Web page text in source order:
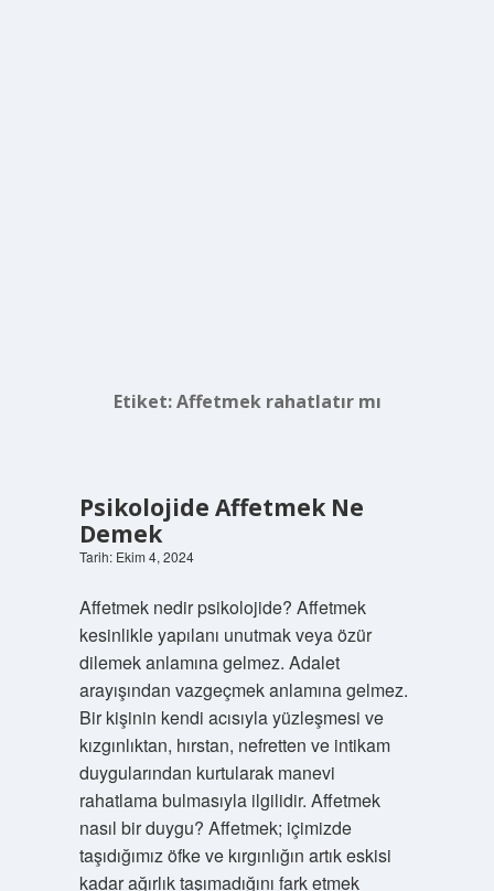
Etiket:Affetmek rahatlatır mı
Psikolojide Affetmek Ne
Demek
Tarih: Ekim 4, 2024
Affetmek nedir psikolojide? Affetmek
kesinlikle yapılanı unutmak veya özür
dilemek anlamına gelmez. Adalet
arayışından vazgeçmek anlamına gelmez.
Bir kişinin kendi acısıyla yüzleşmesi ve
kızgınlıktan, hırstan, nefretten ve intikam
duygularından kurtularak manevi
rahatlama bulmasıyla ilgilidir. Affetmek
nasıl bir duygu? Affetmek; içimizde
taşıdığımız öfke ve kırgınlığın artık eskisi
kadar ağırlık taşımadığını fark etmek